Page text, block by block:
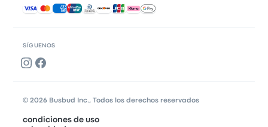
SÍGUENOS
Pagos aceptados
© 2026 Busbud Inc., Todos los derechos reservados
condiciones de uso